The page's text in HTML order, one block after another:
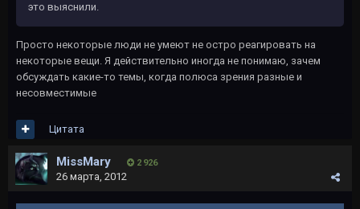
это выяснили.
Просто некоторые люди не умеют не остро реагировать на
некоторые вещи. Я действительно иногда не понимаю, зачем
обсуждать какие-то темы, когда полюса зрения разные и
несовместимые
Цитата
MissMary 2 926
26 марта, 2012